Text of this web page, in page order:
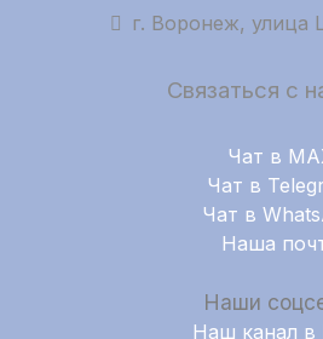
г. Воронеж, улица
Связаться с
Чат в
Чат в
Чат в
Наша
Наши
Наш канал в